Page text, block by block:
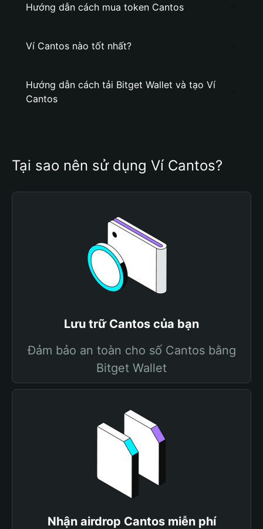
Hướng dẫn cách mua token Cantos
Ví Cantos nào tốt nhất?
Hướng dẫn cách tải Bitget Wallet và tạo Ví
Cantos
Tại sao nên sử dụng Ví Cantos?
Lưu trữ Cantos của bạn
Đảm bảo an toàn cho số Cantos bằng
Bitget Wallet
Nhận airdrop Cantos miễn phí